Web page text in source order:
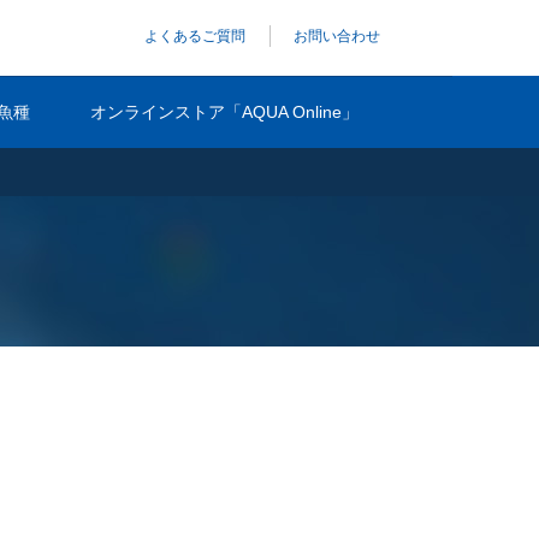
種 オンラインストア「AQUA Online」
よくあるご質問 お問い合わせ